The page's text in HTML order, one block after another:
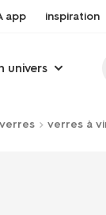
app inspiration
univers
verres verres à